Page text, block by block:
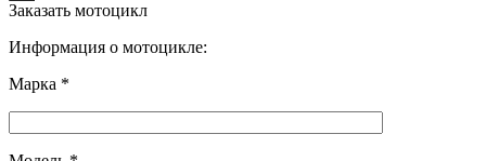
Заказать мотоцикл
Информация о мотоцикле:
Марка *